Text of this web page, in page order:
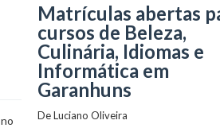
Matrículas abertas
cursos de Beleza,
Culinária, Idiomas e
Informática em
Garanhuns
De Luciano Oliveira